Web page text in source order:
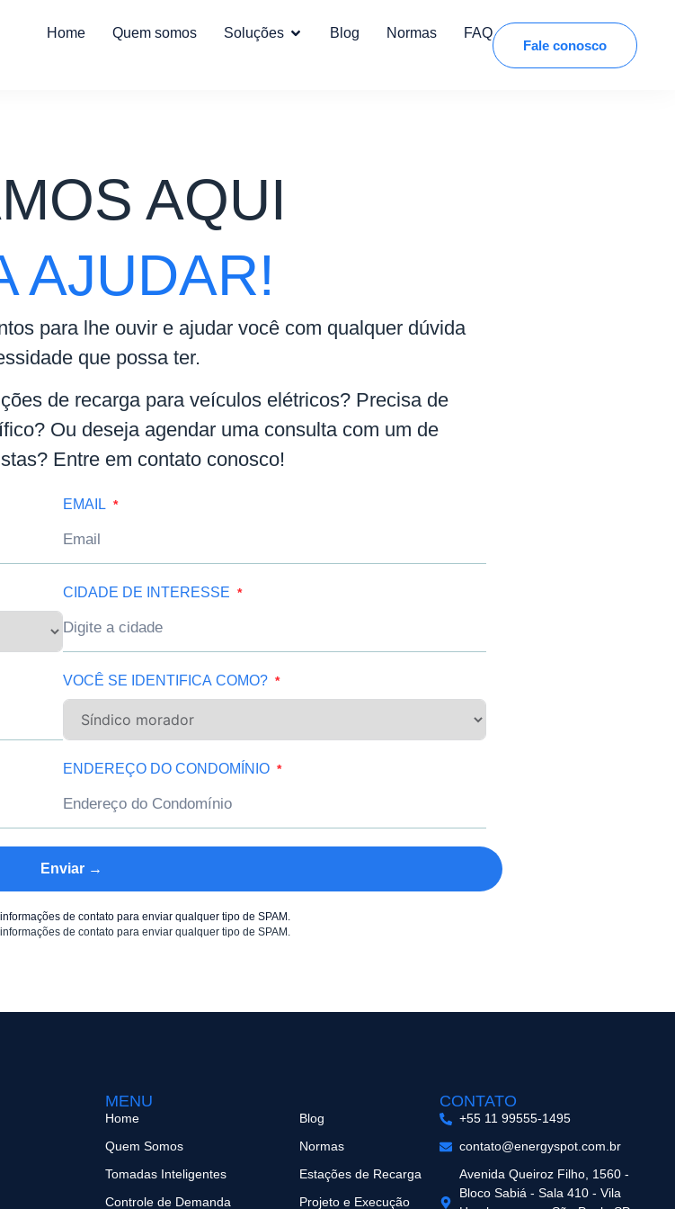
Home Quem somos Soluções Blog Normas
FAQ
Fale conosco
AQUI
AJUDAR!
para lhe ouvir e ajudar você com qualquer dúvida
que possa ter.
de recarga para veículos elétricos? Precisa de
Ou deseja agendar uma consulta com um de
Entre em contato conosco!
EMAIL
CIDADE DE INTERESSE
VOCÊ SE IDENTIFICA COMO?
ENDEREÇO DO CONDOMÍNIO
Enviar →
de contato para enviar qualquer tipo de SPAM.
MENU
Home
Quem Somos
Tomadas Inteligentes
Controle de Demanda
Blog
Normas
Estações de Recarga
Projeto e Execução
CONTATO
+55 11 99555-1495
contato@energyspot.com.br
Avenida Queiroz Filho, 1560 -
Bloco Sabiá - Sala 410 - Vila